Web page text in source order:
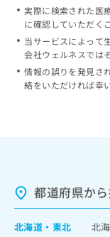
実際に検索された医
に確認していただく
当サービスによって
会社ウェルネスでは
情報の誤りを発見さ
絡をいただければ幸
都道府県か
北海道 ・ 東北 北